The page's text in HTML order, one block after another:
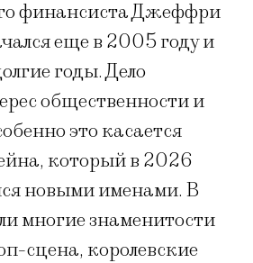
финансиста Джеффри
еще в 2005 году и
годы. Дело
общественности и
это касается
который в 2026
новыми именами. В
многие знаменитости
сцена, королевские